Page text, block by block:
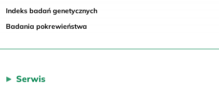
Indeks badań genetycznych
Badania pokrewieństwa
Serwis